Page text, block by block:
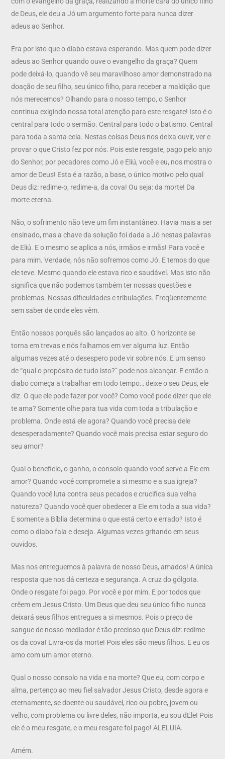
de Deus, ele deu a Jó um argumento forte para nunca dizer
adeus ao Senhor.
Era por isto que o diabo estava esperando. Mas quem pode dizer
adeus ao Senhor quando ouve o evangelho da graça? Quem
pode deixá-lo, quando vê seu maravilhoso amor demonstrado na
doação de seu filho, seu único filho, para receber a maldição que
nós merecemos? Olhando para o nosso tempo, o Senhor
continua exigindo nossa total atenção para este resgate! Isto é o
central para todo o sermão. Central para todo o batismo. Central
para toda a santa ceia. Nestas coisas Deus nos deixa ouvir, ver e
provar o que Cristo fez por nós. Pois este resgate, pago pelo anjo
do Senhor, por pecadores como Jó e Eliú, você e eu, nos mostra o
amor de Deus! Esta é a razão, a base, o único motivo pelo qual
Deus diz: redime-o, redime-a, da cova! Ou seja: da morte! Da
morte eterna.
Não, o sofrimento não teve um fim instantâneo. Havia mais a ser
ensinado, mas a chave da solução foi dada a Jó nestas palavras
de Eliú. E o mesmo se aplica a nós, irmãos e irmãs! Para você e
para mim. Verdade, nós não sofremos como Jó. E temos do que
ele teve. Mesmo quando ele estava rico e saudável. Mas isto não
significa que não podemos também ter nossas questões e
problemas. Nossas dificuldades e tribulações. Freqüentemente
sem saber de onde eles vêm.
Então nossos porquês são lançados ao alto. O horizonte se
torna em trevas e nós falhamos em ver alguma luz. Então
algumas vezes até o desespero pode vir sobre nós. E um senso
de “qual o propósito de tudo isto?” pode nos alcançar. E então o
diabo começa a trabalhar em todo tempo… deixe o seu Deus, ele
diz. O que ele pode fazer por você? Como você pode dizer que ele
te ama? Somente olhe para tua vida com toda a tribulação e
problema. Onde está ele agora? Quando você precisa dele
desesperadamente? Quando você mais precisa estar seguro do
seu amor?
Qual o beneficio, o ganho, o consolo quando você serve a Ele em
amor? Quando você compromete a si mesmo e a sua igreja?
Quando você luta contra seus pecados e crucifica sua velha
natureza? Quando você quer obedecer a Ele em toda a sua vida?
E somente a Bíblia determina o que está certo e errado? Isto é
como o diabo fala e deseja. Algumas vezes gritando em seus
ouvidos.
Mas nos entreguemos à palavra de nosso Deus, amados! A única
resposta que nos dá certeza e segurança. A cruz do gólgota.
Onde o resgate foi pago. Por você e por mim. E por todos que
crêem em Jesus Cristo. Um Deus que deu seu único filho nunca
deixará seus filhos entregues a si mesmos. Pois o preço de
sangue de nosso mediador é tão precioso que Deus diz: redime-
os da cova! Livra-os da morte! Pois eles são meus filhos. E eu os
amo com um amor eterno.
Qual o nosso consolo na vida e na morte? Que eu, com corpo e
alma, pertenço ao meu fiel salvador Jesus Cristo, desde agora e
eternamente, se doente ou saudável, rico ou pobre, jovem ou
velho, com problema ou livre deles, não importa, eu sou dEle! Pois
ele é o meu resgate, e o meu resgate foi pago! ALELUIA.
Amém.